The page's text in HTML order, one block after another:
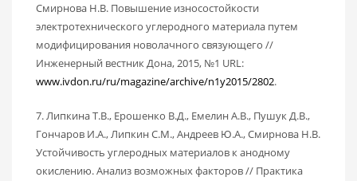
Смирнова Н.В. Повышение износостойкости
электротехнического углеродного материала путем
модифицирования новолачного связующего //
Инженерный вестник Дона, 2015, №1 URL:
www.ivdon.ru/ru/magazine/archive/n1y2015/2802.
7. Липкина Т.В., Ерошенко В.Д., Емелин А.В., Пушук Д.В.,
Гончаров И.А., Липкин С.М., Андреев Ю.А., Смирнова Н.В.
Устойчивость углеродных материалов к анодному
окислению. Анализ возможных факторов // Практика